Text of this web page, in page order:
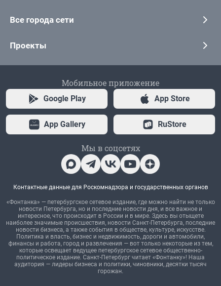
Все города сети
Проекты
Мобильное приложение
Google Play App Store
App Gallery RuStore
Мы в соцсетях
Контактные данные для Роскомнадзора и государственных органов
«Фонтанка» — петербургское сетевое издание, где можно найти не только
новости Петербурга, но и последние новости дня, и все важное и
интересное, что происходит в России и в мире. Здесь вы отыщете
наиболее значимые происшествия, новости Санкт-Петербурга, последние
новости бизнеса, а также события в обществе, культуре, искусстве.
Политика и власть, бизнес и недвижимость, дороги и автомобили,
финансы и работа, город и развлечения — вот только некоторые из тем,
которые освещает ведущее петербургское сетевое общественно-
политическое издание. Санкт-Петербург читает «Фонтанку»! Наша
аудитория — лидеры бизнеса и политики, чиновники, десятки тысяч
горожан.